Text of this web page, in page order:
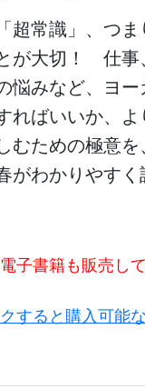
超常識」、つ
が大切！ 仕事
悩みなど、ヨ
ればいいか、
むための極意
がわかりやすく
子書籍も販売して
すると購入可能